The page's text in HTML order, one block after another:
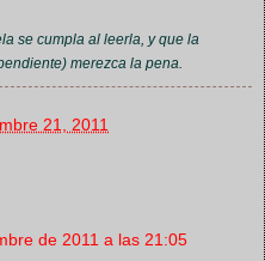
se cumpla al leerla, y que la
merezca la pena.
21, 2011
de 2011 a las 21:05